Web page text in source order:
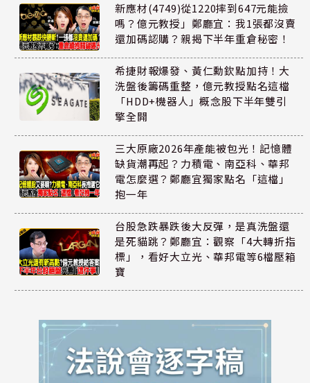
新應材(4749)從1220摔到647元能撿
嗎？億元教授」鄭廳宜：我1張都沒賣
還加碼認購？親揭下半年重倉秘密！
希捷財報爆發、黃仁勳欽點加持！大
洗盤後籌碼重整，億元教授點名這檔
「HDD+機器人」概念股下半年雙引
擎全開
三大原廠2026年產能被包光！記憶體
缺貨潮再起？力積電、南亞科、華邦
電怎麼選？鄭廳宜獨家點名「這檔」
抱一年
台股急跌暴跌後大反彈，是真洗盤還
是死貓跳？鄭廳宜：觀察「4大轉折指
標」，看好大立光、華邦電等6檔壓箱
寶